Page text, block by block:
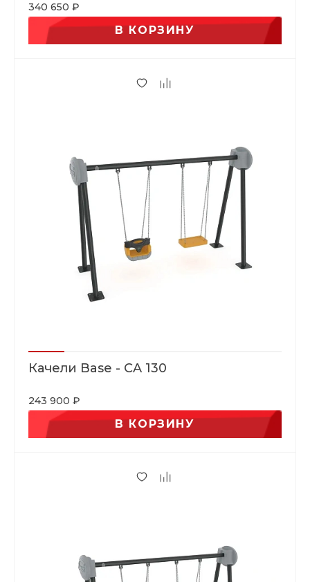
340 650 ₽
В КОРЗИНУ
Качели Base - CA 130
243 900 ₽
В КОРЗИНУ